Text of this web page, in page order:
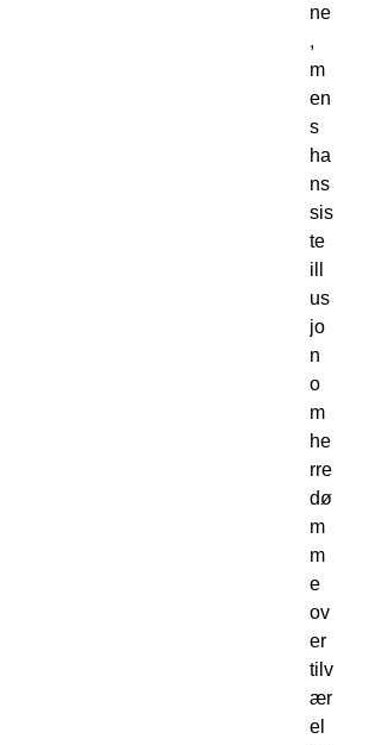
ne
,
m
en
s
ha
ns
sis
te
ill
us
jo
n
o
m
he
rre
dø
m
m
e
ov
er
tilv
ær
el